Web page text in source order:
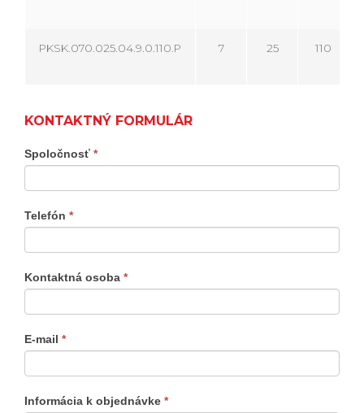
PKSK.070.025.04.9.0.110.P 7 25 110
KONTAKTNÝ FORMULÁR
Kontaktný
formulár
produkty
Spoločnosť *
Telefón *
Kontaktná osoba *
E-mail *
Informácia k objednávke *